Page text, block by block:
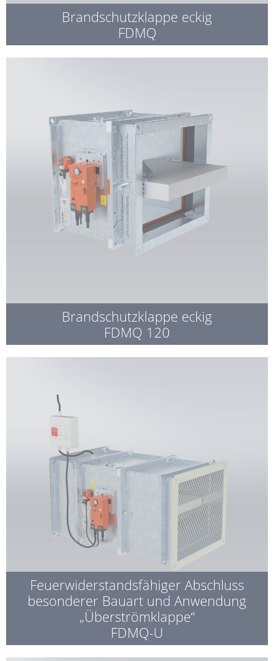
Brandschutzklappe eckig
FDMQ
Brandschutzklappe eckig
FDMQ 120
Feuerwiderstandsfähiger Abschluss
besonderer Bauart und Anwendung
„Überströmklappe“
FDMQ-U